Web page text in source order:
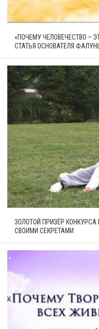
«ПОЧЕМУ ЧЕЛОВЕЧЕСТВО –
СТАТЬЯ ОСНОВАТЕЛЯ
ЗОЛОТОЙ ПРИЗЁР КОНКУРСА
СВОИМИ СЕКРЕТАМИ